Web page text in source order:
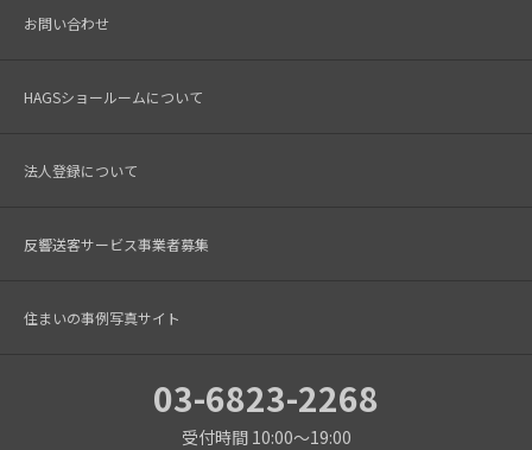
お問い合わせ
HAGSショールームについて
法人登録について
反響送客サービス事業者募集
住まいの事例写真サイト
03-6823-2268
受付時間 10:00～19:00